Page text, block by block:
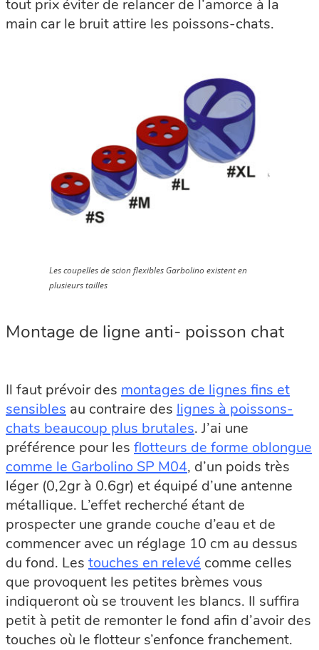
tout prix éviter de relancer de l’amorce à la
main car le bruit attire les poissons-chats.
Les coupelles de scion flexibles Garbolino existent en
plusieurs tailles
Montage de ligne anti- poisson chat
Il faut prévoir des montages de lignes fins et
sensibles au contraire des lignes à poissons-
chats beaucoup plus brutales. J’ai une
préférence pour les flotteurs de forme oblongue
comme le Garbolino SP M04, d’un poids très
léger (0,2gr à 0.6gr) et équipé d’une antenne
métallique. L’effet recherché étant de
prospecter une grande couche d’eau et de
commencer avec un réglage 10 cm au dessus
du fond. Les touches en relevé comme celles
que provoquent les petites brèmes vous
indiqueront où se trouvent les blancs. Il suffira
petit à petit de remonter le fond afin d’avoir des
touches où le flotteur s’enfonce franchement.